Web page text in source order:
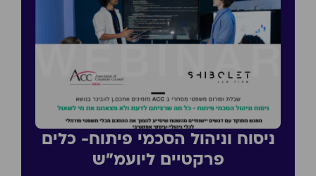
ניסוח וניהול הסכמי פיתוח- כלים
פרקטיים ליועמ״ש